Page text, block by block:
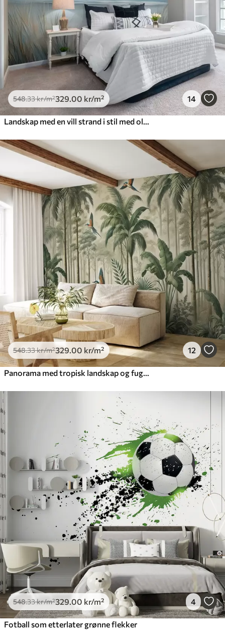
548.33kr/m²329 .00 kr/m² 14
548.33kr/m²329 .00 kr/m² 12
548.33kr/m²329 .00 kr/m² 4
Fotball som etterlater grønne flekker